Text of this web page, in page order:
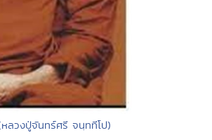
ลวงปู่จันทร์ศรี จนฺททีโป)